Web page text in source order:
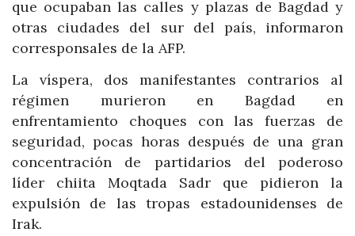
que ocupaban las calles y plazas de Bagdad y
otras ciudades del sur del país, informaron
corresponsales de la AFP.
La víspera, dos manifestantes contrarios al
régimen murieron en Bagdad en
enfrentamiento choques con las fuerzas de
seguridad, pocas horas después de una gran
concentración de partidarios del poderoso
líder chiita Moqtada Sadr que pidieron la
expulsión de las tropas estadounidenses de
Irak.